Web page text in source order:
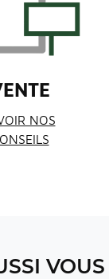
NOS
VOUS